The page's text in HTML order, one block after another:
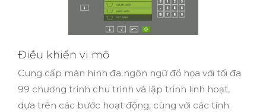
Điều khiển vi mô
Cung cấp màn hình đa ngôn ngữ đồ họa với tối đa
99 chương trình chu trình và lập trình linh hoạt,
dựa trên các bước hoạt động, cùng với các tính